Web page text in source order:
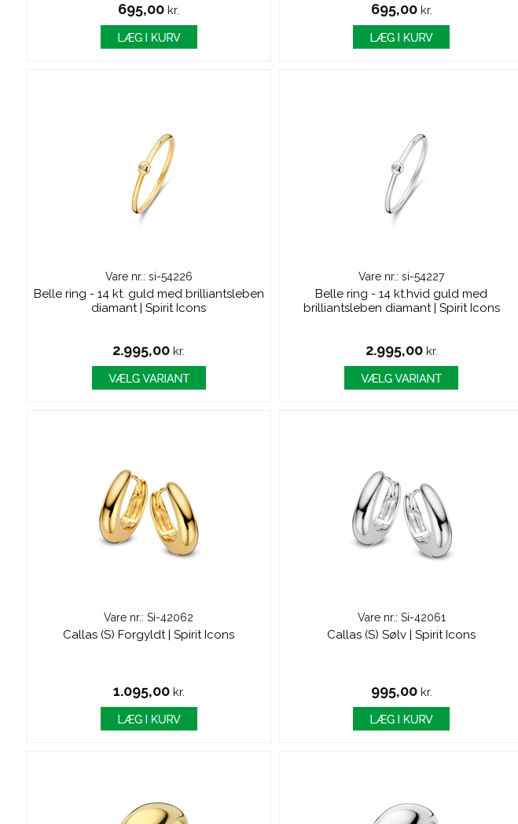
695,00kr. 695,00 kr.
Vare nr.: si-54226
Belle ring - 14 kt. guld med brilliantsleben
diamant | Spirit Icons
2.995,00kr.
Vare nr.: si-54227
Belle ring - 14 kt.hvid guld med
brilliantsleben diamant | Spirit Icons
2.995,00 kr.
Vare nr.: Si-42062
Callas (S) Forgyldt | Spirit Icons
1.095,00 kr.
Vare nr.: Si-42061
Callas (S) Sølv | Spirit Icons
995,00 kr.